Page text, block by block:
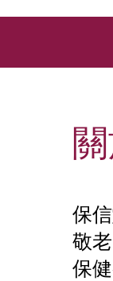
保
敬
保